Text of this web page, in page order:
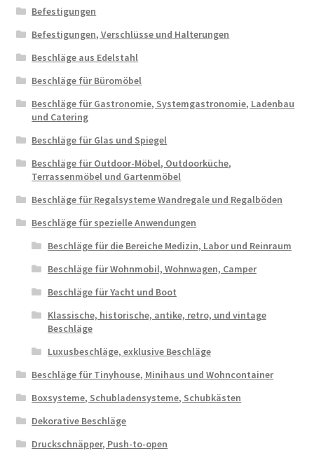
Befestigungen
Befestigungen, Verschlüsse und Halterungen
Beschläge aus Edelstahl
Beschläge für Büromöbel
Beschläge für Gastronomie, Systemgastronomie, Ladenbau
und Catering
Beschläge für Glas und Spiegel
Beschläge für Outdoor-Möbel, Outdoorküche,
Terrassenmöbel und Gartenmöbel
Beschläge für Regalsysteme Wandregale und Regalböden
Beschläge für spezielle Anwendungen
Beschläge für die Bereiche Medizin, Labor und Reinraum
Beschläge für Wohnmobil, Wohnwagen, Camper
Beschläge für Yacht und Boot
Klassische, historische, antike, retro, und vintage
Beschläge
Luxusbeschläge, exklusive Beschläge
Beschläge für Tinyhouse, Minihaus und Wohncontainer
Boxsysteme, Schubladensysteme, Schubkästen
Dekorative Beschläge
Druckschnäpper, Push-to-open